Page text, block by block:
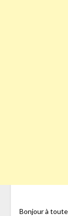
Bonjour à